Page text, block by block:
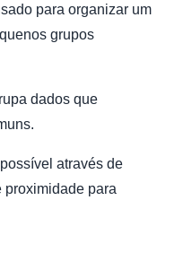
para organizar um
grupos
dados que
através de
proximidade para